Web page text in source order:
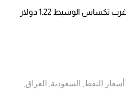
وتراجعت العقود الآجلة لخام غرب تكساس الوسيط 1.22 دولار
أسعار النفط, السعودية, العراق,